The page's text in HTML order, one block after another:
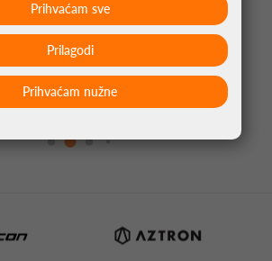
ŠPICE COSMO FIT POINT PLUS
Prihvaćam nužne
Prilagodi
Prihvaćam sve